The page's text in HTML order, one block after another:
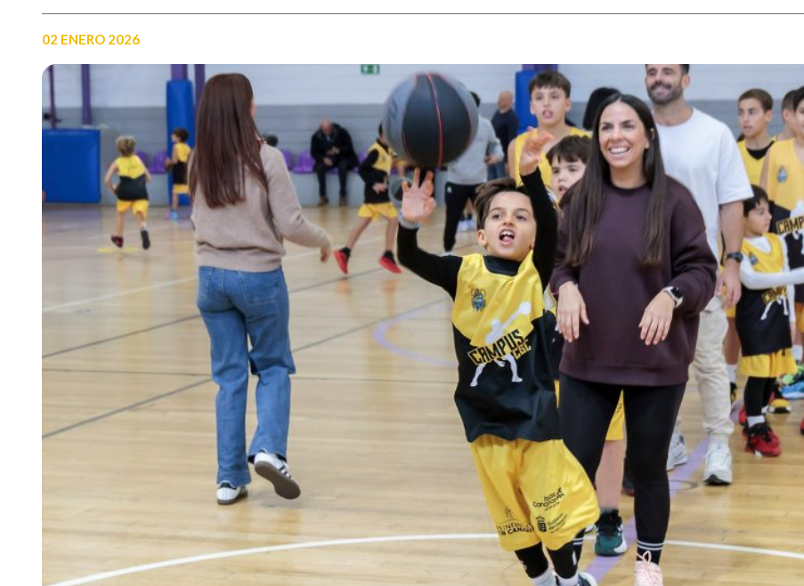
02 ENERO 2026